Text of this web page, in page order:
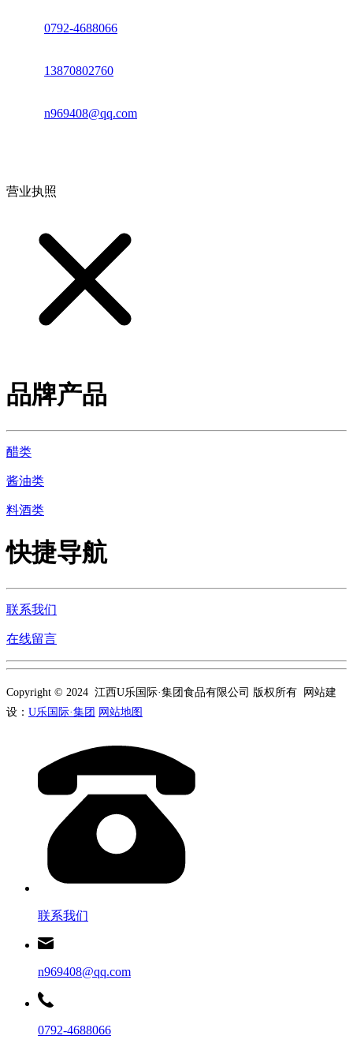
0792-4688066
13870802760
n969408@qq.com
营业执照
品牌产品
醋类
酱油类
料酒类
快捷导航
联系我们
在线留言
Copyright © 2024 江西U乐国际·集团食品有限公司 版权所有 网站建
设： U乐国际·集团 网站地图
联系我们
n969408@qq.com
0792-4688066